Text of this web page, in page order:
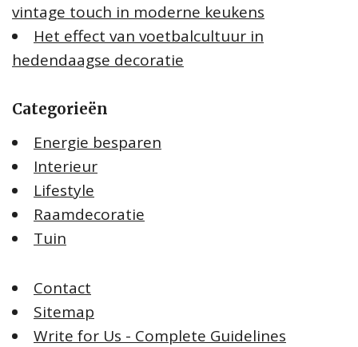
vintage touch in moderne keukens
Het effect van voetbalcultuur in
hedendaagse decoratie
Categorieën
Energie besparen
Interieur
Lifestyle
Raamdecoratie
Tuin
Contact
Sitemap
Write for Us - Complete Guidelines